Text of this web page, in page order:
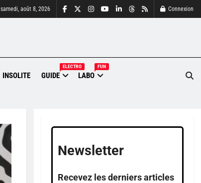
samedi, août 8, 2026 Connexion
INSOLITE GUIDE
ELECTRO
LABO
FUN
Newsletter
Recevez les derniers articles